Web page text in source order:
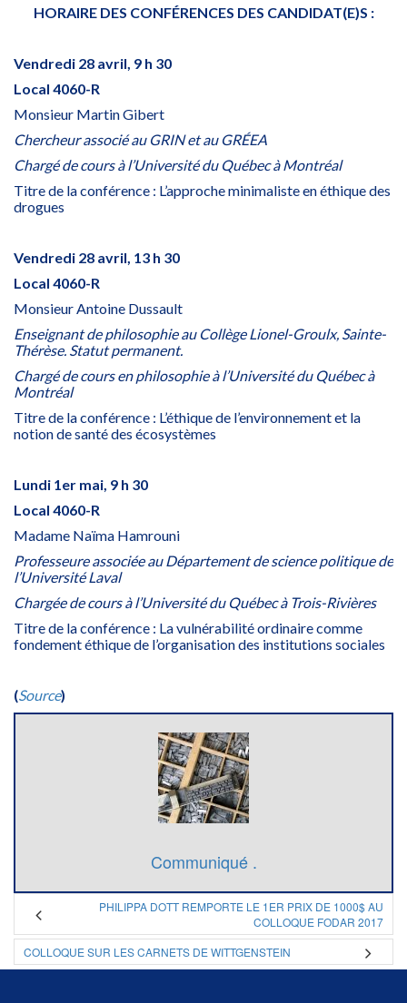
HORAIRE DES CONFÉRENCES DES CANDIDAT(E)S :
Vendredi 28 avril, 9 h 30
Local 4060-R
Monsieur Martin Gibert
Chercheur associé au GRIN et au GRÉEA
Chargé de cours à l’Université du Québec à Montréal
Titre de la conférence : L’approche minimaliste en éthique des
drogues
Vendredi 28 avril, 13 h 30
Local 4060-R
Monsieur Antoine Dussault
Enseignant de philosophie au Collège Lionel-Groulx, Sainte-
Thérèse. Statut permanent.
Chargé de cours en philosophie à l’Université du Québec à
Montréal
Titre de la conférence : L’éthique de l’environnement et la
notion de santé des écosystèmes
Lundi 1er mai, 9 h 30
Local 4060-R
Madame Naïma Hamrouni
Professeure associée au Département de science politique de
l’Université Laval
Chargée de cours à l’Université du Québec à Trois-Rivières
Titre de la conférence : La vulnérabilité ordinaire comme
fondement éthique de l’organisation des institutions sociales
(Source)
Communiqué .
PHILIPPA DOTT REMPORTE LE 1ER PRIX DE 1000$ AU
COLLOQUE FODAR 2017
COLLOQUE SUR LES CARNETS DE WITTGENSTEIN